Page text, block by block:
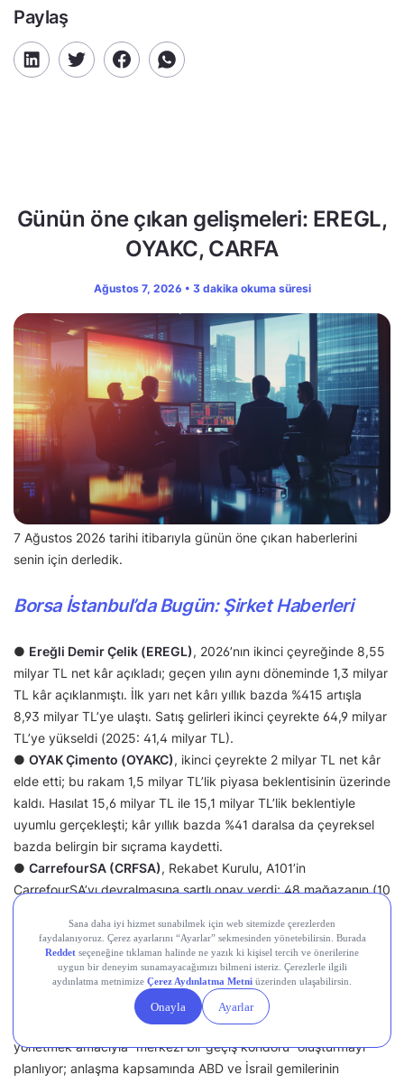
Paylaş
Günün öne çıkan gelişmeleri: EREGL,
OYAKC, CARFA
Ağustos 7, 2026 • 3 dakika okuma süresi
7 Ağustos 2026 tarihi itibarıyla günün öne çıkan haberlerini
senin için derledik.
Borsa İstanbul’da Bugün: Şirket Haberleri
● Ereğli Demir Çelik (EREGL), 2026’nın ikinci çeyreğinde 8,55
milyar TL net kâr açıkladı; geçen yılın aynı döneminde 1,3 milyar
TL kâr açıklanmıştı. İlk yarı net kârı yıllık bazda %415 artışla
8,93 milyar TL’ye ulaştı. Satış gelirleri ikinci çeyrekte 64,9 milyar
TL’ye yükseldi (2025: 41,4 milyar TL).
● OYAK Çimento (OYAKC), ikinci çeyrekte 2 milyar TL net kâr
elde etti; bu rakam 1,5 milyar TL’lik piyasa beklentisinin üzerinde
kaldı. Hasılat 15,6 milyar TL ile 15,1 milyar TL’lik beklentiyle
uyumlu gerçekleşti; kâr yıllık bazda %41 daralsa da çeyreksel
bazda belirgin bir sıçrama kaydetti.
● CarrefourSA (CRFSA), Rekabet Kurulu, A101’in
CarrefourSA’yı devralmasına şartlı onay verdi; 48 mağazanın (10
A101, 38 CarrefourSA) elden çıkarılması ve istihdamın 3 yıl
korunması şartı getirildi.
Devr-i Alem: Dünyada Neler Oluyor?
● İran ve Umman, Hürmüz Boğazı’ndaki gemi trafiğini
yönetmek amacıyla “merkezi bir geçiş koridoru” oluşturmayı
planlıyor; anlaşma kapsamında ABD ve İsrail gemilerinin